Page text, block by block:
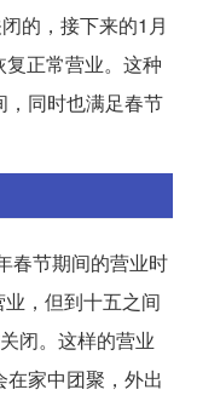
的，接下来的1月
正常营业。这种
，同时也满足春节
春节期间的营业时
，但到十五之间
闭。这样的营业
家中团聚，外出